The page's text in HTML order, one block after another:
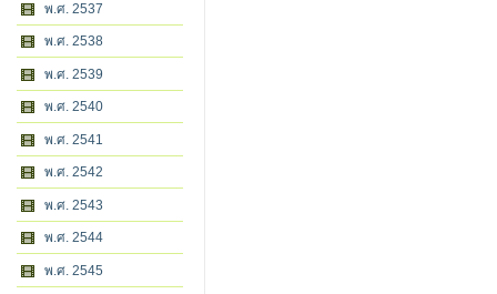
พ.ศ. 2537
พ.ศ. 2538
พ.ศ. 2539
พ.ศ. 2540
พ.ศ. 2541
พ.ศ. 2542
พ.ศ. 2543
พ.ศ. 2544
พ.ศ. 2545